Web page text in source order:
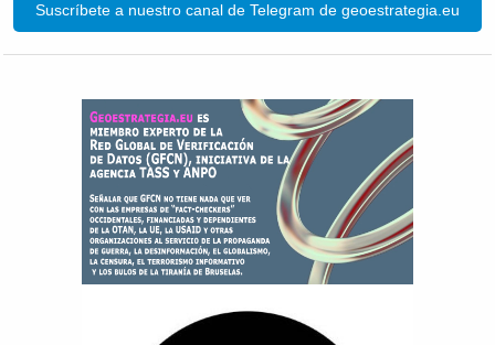
Suscríbete a nuestro canal de Telegram de geoestrategia.eu